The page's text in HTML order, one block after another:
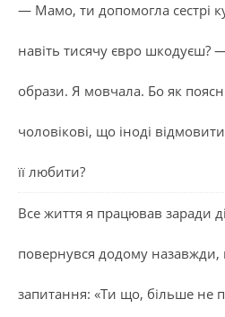
— Мамо, ти допомогла сестрі
навіть тисячу євро шкодуєш?
образи. Я мовчала. Бо як
чоловікові, що іноді
її любити?
Все життя я працював заради
повернувся додому
запитання: «Ти що, більше не